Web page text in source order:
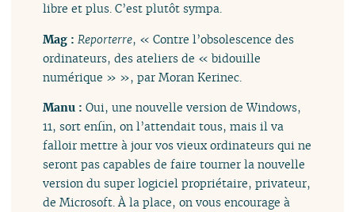
libre et plus. C’est plutôt sympa.
Mag : Reporterre, « Contre l’obsolescence des
ordinateurs, des ateliers de « bidouille
numérique » », par Moran Kerinec.
Manu :Oui, une nouvelle version de Windows,
11, sort enfin, on l’attendait tous, mais il va
falloir mettre à jour vos vieux ordinateurs qui ne
seront pas capables de faire tourner la nouvelle
version du super logiciel propriétaire, privateur,
de Microsoft. À la place, on vous encourage à